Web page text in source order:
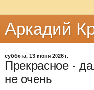
Аркадий
суббота, 13 июня 2026 г.
Прекрасное -
не очень